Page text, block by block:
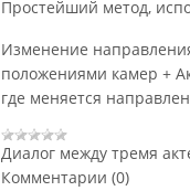
Простейший метод,
Изменение
положениями камер +
где меняется
Диалог между тремя
Комментарии (0)